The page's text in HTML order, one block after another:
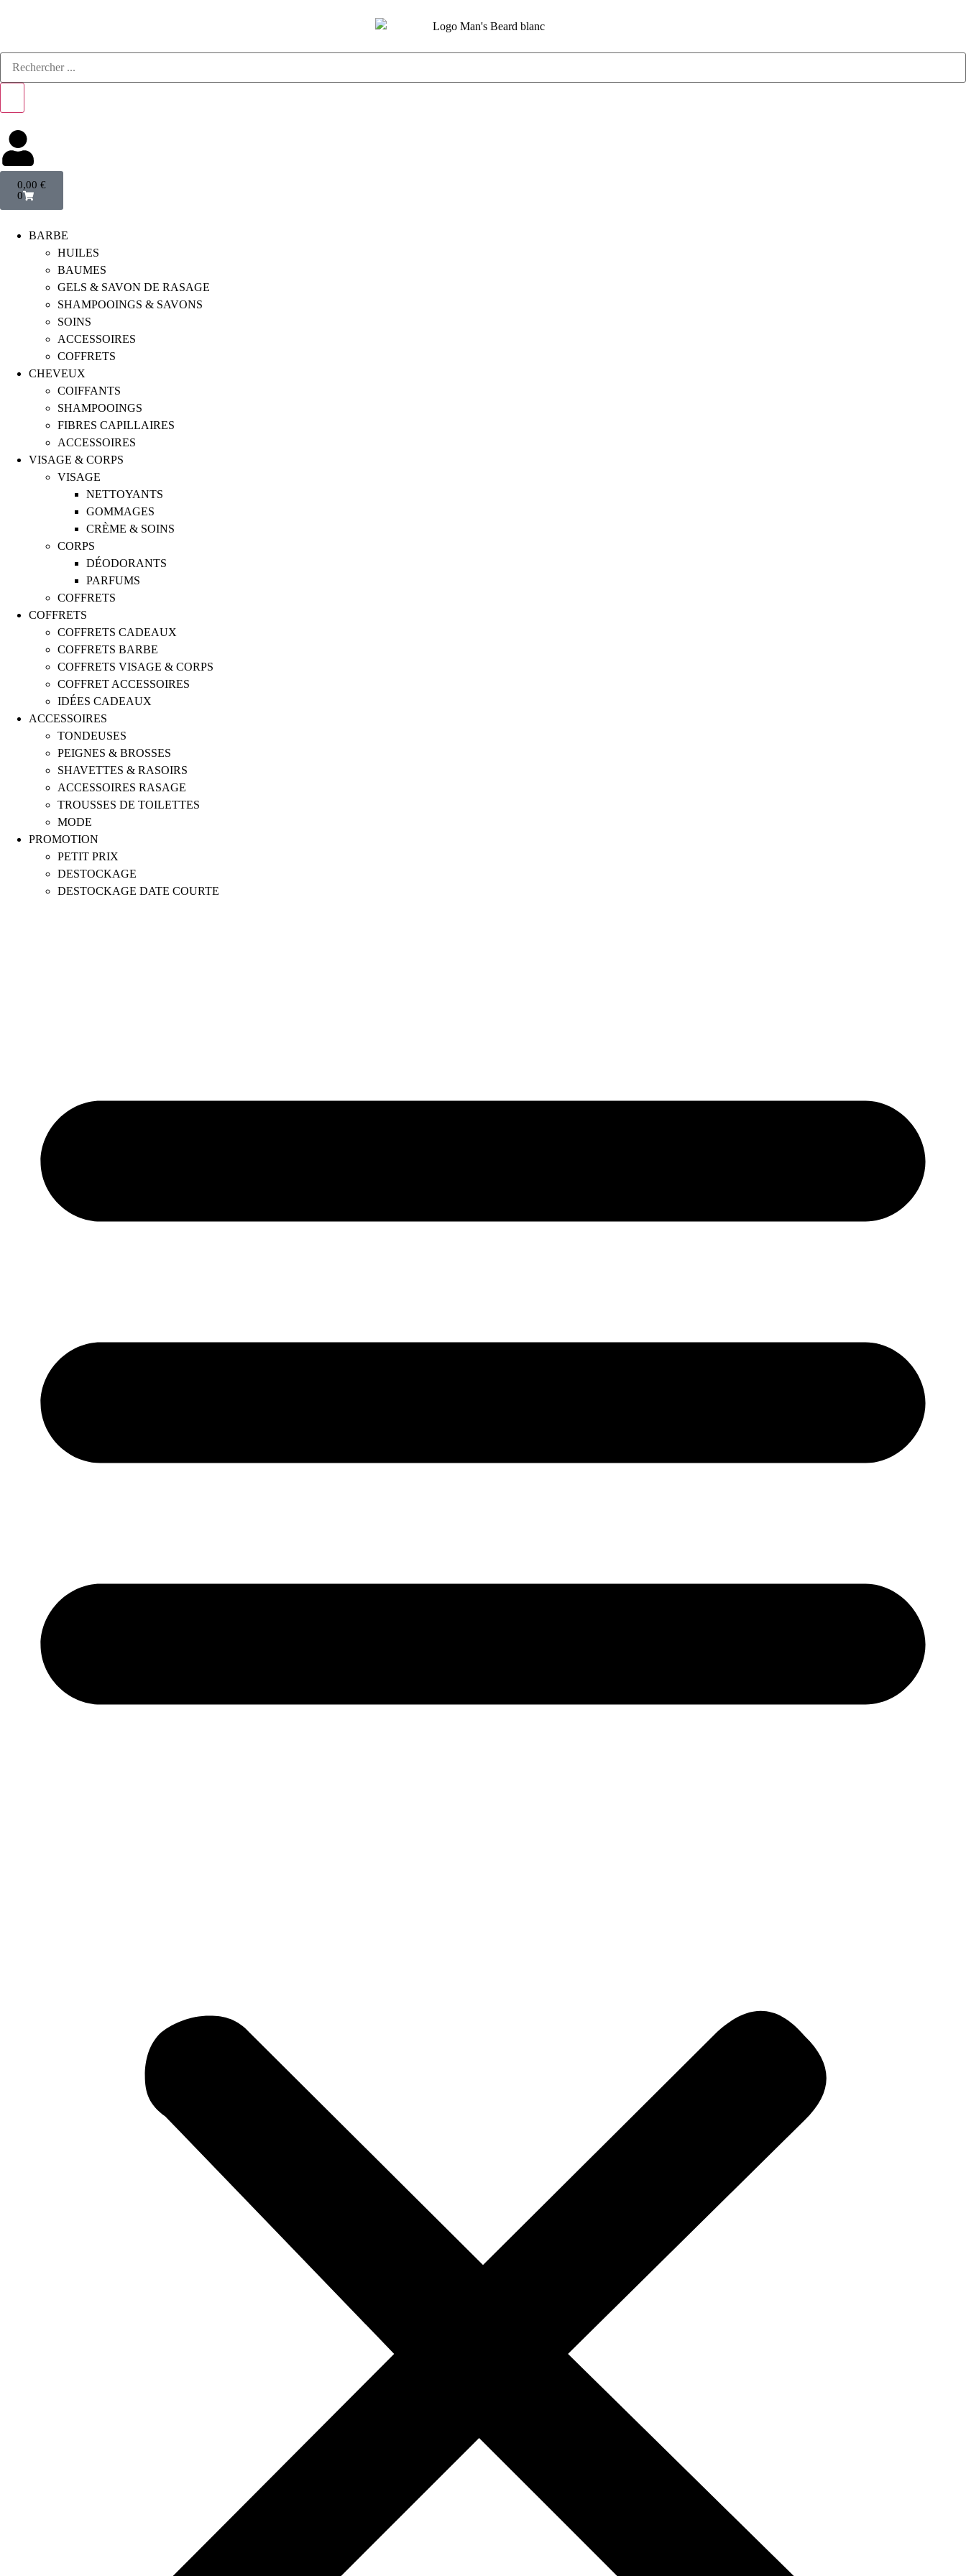
0,00 €
0
BARBE
HUILES
BAUMES
GELS & SAVON DE RASAGE
SHAMPOOINGS & SAVONS
SOINS
ACCESSOIRES
COFFRETS
CHEVEUX
COIFFANTS
SHAMPOOINGS
FIBRES CAPILLAIRES
ACCESSOIRES
VISAGE & CORPS
VISAGE
NETTOYANTS
GOMMAGES
CRÈME & SOINS
CORPS
DÉODORANTS
PARFUMS
COFFRETS
COFFRETS
COFFRETS CADEAUX
COFFRETS BARBE
COFFRETS VISAGE & CORPS
COFFRET ACCESSOIRES
IDÉES CADEAUX
ACCESSOIRES
TONDEUSES
PEIGNES & BROSSES
SHAVETTES & RASOIRS
ACCESSOIRES RASAGE
TROUSSES DE TOILETTES
MODE
PROMOTION
PETIT PRIX
DESTOCKAGE
DESTOCKAGE DATE COURTE